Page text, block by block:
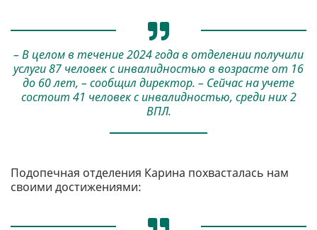
– В целом в течение 2024 года в отделении получили
услуги 87 человек с инвалидностью в возрасте от 16
до 60 лет, – сообщил директор. – Сейчас на учете
состоит 41 человек с инвалидностью, среди них 2
ВПЛ.
Подопечная отделения Карина похвасталась нам
своими достижениями: